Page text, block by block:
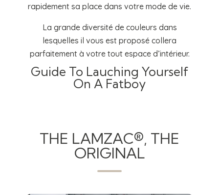
rapidement sa place dans votre mode de vie.
La grande diversité de couleurs dans
lesquelles il vous est proposé collera
parfaitement à votre tout espace d’intérieur.
Guide To Lauching Yourself
On A Fatboy
THE LAMZAC®, THE
ORIGINAL